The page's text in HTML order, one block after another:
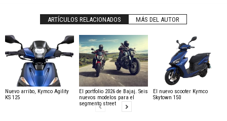
ARTÍCULOS RELACIONADOS MÁS DEL AUTOR
Nuevo arribo, Kymco Agility
KS 125
El portfolio 2026 de Bajaj. Seis
nuevos modelos para el
segmento street
El nuevo scooter Kymco
Skytown 150